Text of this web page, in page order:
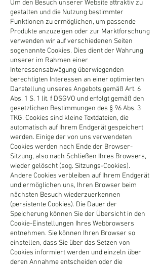
Um den Besuch unserer Website attraktiv zu
gestalten und die Nutzung bestimmter
Funktionen zu ermöglichen, um passende
Produkte anzuzeigen oder zur Marktforschung
verwenden wir auf verschiedenen Seiten
sogenannte Cookies. Dies dient der Wahrung
unserer im Rahmen einer
Interessensabwägung überwiegenden
berechtigten Interessen an einer optimierten
Darstellung unseres Angebots gemäß Art. 6
Abs. 1 S. 1 lit. f DSGVO und erfolgt gemäß den
gesetzlichen Bestimmungen des § 96 Abs. 3
TKG. Cookies sind kleine Textdateien, die
automatisch auf Ihrem Endgerät gespeichert
werden. Einige der von uns verwendeten
Cookies werden nach Ende der Browser-
Sitzung, also nach Schließen Ihres Browsers,
wieder gelöscht (sog. Sitzungs-Cookies).
Andere Cookies verbleiben auf Ihrem Endgerät
und ermöglichen uns, Ihren Browser beim
nächsten Besuch wiederzuerkennen
(persistente Cookies). Die Dauer der
Speicherung können Sie der Übersicht in den
Cookie-Einstellungen Ihres Webbrowsers
entnehmen. Sie können Ihren Browser so
einstellen, dass Sie über das Setzen von
Cookies informiert werden und einzeln über
deren Annahme entscheiden oder die